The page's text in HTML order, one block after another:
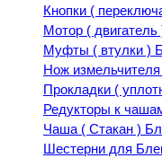
Кнопки (
Мотор (
Муфты ( втулки )
Нож
Прокладки (
Редукторы к
Чаша ( Стакан )
Шестерни для